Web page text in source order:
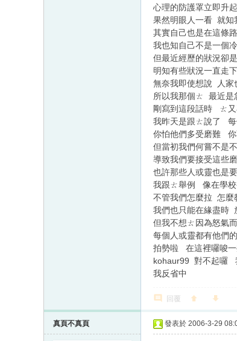
心理的防護罩立即升
果然明眼人一看 就知
其實自己也是在這條
我也知自己不是一個
但最近經歷的狀況卻
明知有些狀況一直走
無奈我即使想說 人家
所以我那個ㄊ 最近
剛寫到這段話時 ㄊ
我昨天是跟ㄊ說了 每
你怕他們多受磨難
但當初我們何嘗不是
導致我們要接受這些
也許那些人或靈也是
我跟ㄊ舉例 像在學
不管我們怎麼拉 怎
我們也只能在緣盡時
但我不想ㄊ因為怒氣
每個人或靈都有他們
拍勢啦 在這裡囉唆一
kohaur99 對不起囉
我反省中
回覆
真頁不真頁 發表於 2006-3-29